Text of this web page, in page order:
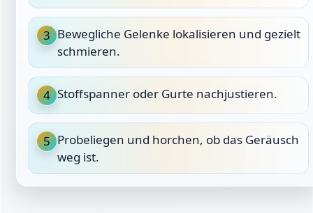
3 Bewegliche Gelenke lokalisieren und gezielt
schmieren.
4 Stoffspanner oder Gurte nachjustieren.
5 Probeliegen und horchen, ob das Geräusch
weg ist.